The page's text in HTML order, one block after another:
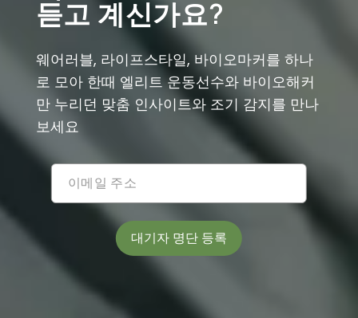
듣고 계신가요?
웨어러블, 라이프스타일, 바이오마커를 하나
로 모아 한때 엘리트 운동선수와 바이오해커
만 누리던 맞춤 인사이트와 조기 감지를 만나
보세요
대기자 명단 등록